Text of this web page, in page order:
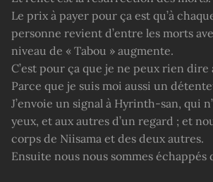
Le prix à payer pour ça est qu’à
personne revient d’entre les morts
niveau de « Tabou » augmente.
C’est pour ça que je ne peux rien dire
Parce que je suis moi aussi un
J’envoie un signal à Hyrinth-san, qui
yeux, et aux autres d’un regard ; et
corps de Niisama et des deux autres.
Ensuite nous nous sommes échappés